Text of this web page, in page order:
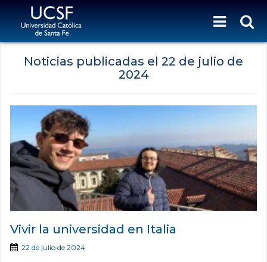
Noticias publicadas el 22 de julio de
2024
Vivir la universidad en Italia
22 de julio de 2024